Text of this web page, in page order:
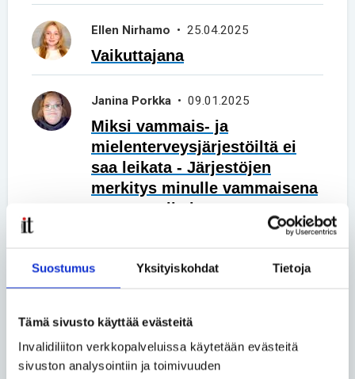
Suostumus Yksityiskohdat Tietoja
Tämä sivusto käyttää evästeitä
Invalidiliiton verkkopalveluissa käytetään evästeitä
sivuston analysointiin ja toimivuuden
Ellen Nirhamo • 25.04.2025
Vaikuttajana
Janina Porkka • 09.01.2025
Miksi vammais- ja
mielenterveysjärjestöiltä ei
saa leikata - Järjestöjen
merkitys minulle vammaisena
nuorena aikuisena
Uusi alku harvinaisen
hyväksyntää – elämä
Addisonin taudin kanssa